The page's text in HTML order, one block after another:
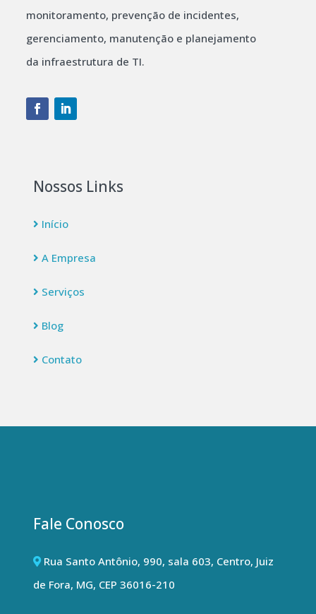
monitoramento, prevenção de incidentes,
gerenciamento, manutenção e planejamento
da infraestrutura de TI.
Nossos Links
Início
A Empresa
Serviços
Blog
Contato
Fale Conosco
Rua Santo Antônio, 990, sala 603, Centro, Juiz
de Fora, MG, CEP 36016-210